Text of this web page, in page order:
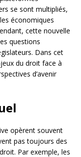
se sont multipliés,
économiques
cette nouvelle
questions
Dans cet
du droit face à
d’avenir
opèrent souvent
pas toujours des
Par exemple, les